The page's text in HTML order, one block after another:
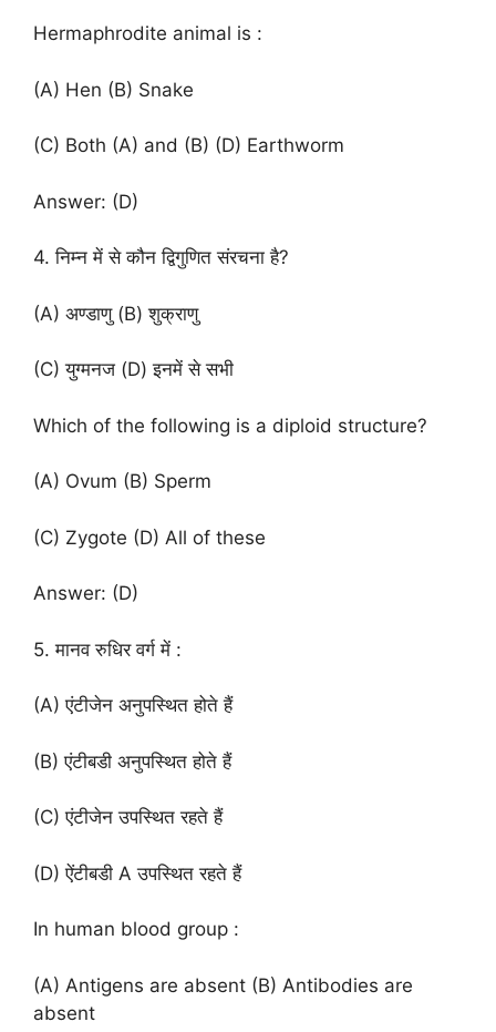
Hermaphrodite animal is :
(A) Hen (B) Snake
(C) Both (A) and (B) (D) Earthworm
Answer: (D)
4. निम्न में से कौन द्विगुणित संरचना है?
(A) अण्डाणु (B) शुक्राणु
(C) युग्मनज (D) इनमें से सभी
Which of the following is a diploid structure?
(A) Ovum (B) Sperm
(C) Zygote (D) All of these
Answer: (D)
5. मानव रुधिर वर्ग में :
(A) एंटीजेन अनुपस्थित होते हैं
(B) एंटीबडी अनुपस्थित होते हैं
(C) एंटीजेन उपस्थित रहते हैं
(D) ऐंटीबडी A उपस्थित रहते हैं
In human blood group :
(A) Antigens are absent (B) Antibodies are
absent